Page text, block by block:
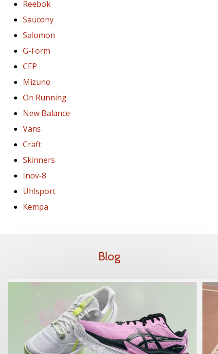
Weplayvolleyball
Sei
un
della
pallavolo
come
noi?
Unisciti
come
marchio
•
gestisci
una
Reebok
Saucony
Salomon
G-Form
CEP
Mizuno
On Running
New Balance
Vans
Craft
Skinners
Inov-8
Uhlsport
Kempa
Blog